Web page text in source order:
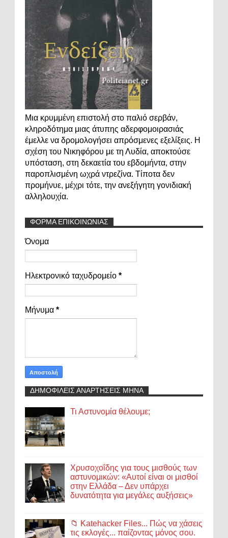
Μια κρυμμένη επιστολή στο παλιό σερβάν,
κληροδότημα μιας άτυπης αδερφομοιρασιάς
έμελλε να δρομολογήσει απρόσμενες εξελίξεις. Η
σχέση του Νικηφόρου με τη Λυδία, αποκτούσε
υπόσταση, στη δεκαετία του εβδομήντα, στην
παροπλισμένη ωχρά ντρεζίνα. Τίποτα δεν
προμήνυε, μέχρι τότε, την ανεξήγητη γονιδιακή
αλληλουχία.
ΦΟΡΜΑ ΕΠΙΚΟΙΝΩΝΙΑΣ
Όνομα
Ηλεκτρονικό ταχυδρομείο *
Μήνυμα *
ΔΗΜΟΦΙΛΕΙΣ ΑΝΑΡΤΗΣΕΙΣ ΜΗΝΑ
Τι Αστυνομία θέλουμε;
Χρυσοχοΐδης για τους μισθούς των
αστυνομικών: «Αυτοί είναι οι μισθοί
στην Ελλάδα – Δεν υπάρχει
δυνατότητα για μεγάλες αυξήσεις»
📁 Katehacker Files... Πώς να χάσεις
τις εκλογές... παίζοντας μόνος σου.